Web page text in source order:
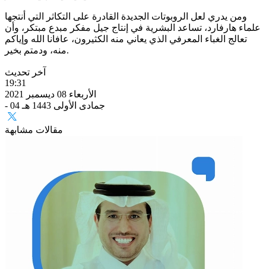
ومن يدري لعل الروبوتات الجديدة القادرة على التكاثر التي أنتجها
علماء هارفارد، تساعد البشرية في إنتاج جيل مفكر مبدع مبتكر، وأن
تعالج الغباء المعرفي الذي يعاني منه الكثيرون، عافانا الله وإياكم
منه، ودمتم بخير.
آخر تحديث
19:31
الأربعاء 08 ديسمبر 2021
- 04 جمادى الأولى 1443 هـ
مقالات مشابهة